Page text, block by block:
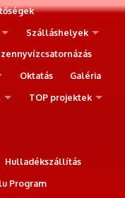
Szálláshelyek
Oktatás
Galéria
TOP projektek
Hulladékszállítás
Program